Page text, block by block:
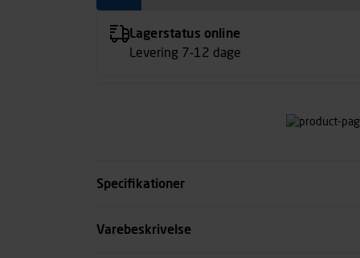
Lagerstatus online
Levering 7-12 dage
Specifikationer
Størrelse
Varebeskrivelse